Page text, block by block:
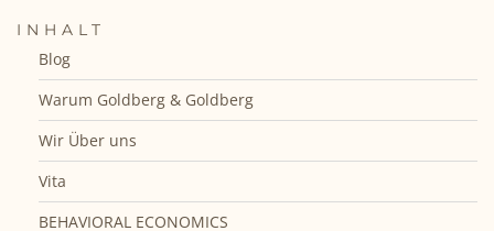
INHALT
Blog
Warum Goldberg & Goldberg
Wir Über uns
Vita
BEHAVIORAL ECONOMICS